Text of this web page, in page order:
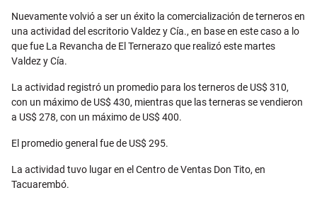
Nuevamente volvió a ser un éxito la comercialización de terneros en
una actividad del escritorio Valdez y Cía., en base en este caso a lo
que fue La Revancha de El Ternerazo que realizó este martes
Valdez y Cía.
La actividad registró un promedio para los terneros de US$ 310,
con un máximo de US$ 430, mientras que las terneras se vendieron
a US$ 278, con un máximo de US$ 400.
El promedio general fue de US$ 295.
La actividad tuvo lugar en el Centro de Ventas Don Tito, en
Tacuarembó.